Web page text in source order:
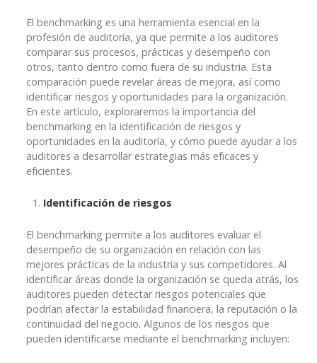
El benchmarking es una herramienta esencial en la
profesión de auditoría, ya que permite a los auditores
comparar sus procesos, prácticas y desempeño con
otros, tanto dentro como fuera de su industria. Esta
comparación puede revelar áreas de mejora, así como
identificar riesgos y oportunidades para la organización.
En este artículo, exploraremos la importancia del
benchmarking en la identificación de riesgos y
oportunidades en la auditoría, y cómo puede ayudar a los
auditores a desarrollar estrategias más eficaces y
eficientes.
Identificación de riesgos
El benchmarking permite a los auditores evaluar el
desempeño de su organización en relación con las
mejores prácticas de la industria y sus competidores. Al
identificar áreas donde la organización se queda atrás, los
auditores pueden detectar riesgos potenciales que
podrían afectar la estabilidad financiera, la reputación o la
continuidad del negocio. Algunos de los riesgos que
pueden identificarse mediante el benchmarking incluyen: